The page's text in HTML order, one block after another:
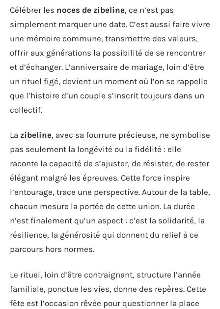
Célébrer les noces de zibeline, ce n’est pas
simplement marquer une date. C’est aussi faire vivre
une mémoire commune, transmettre des valeurs,
offrir aux générations la possibilité de se rencontrer
et d’échanger. L’anniversaire de mariage, loin d’être
un rituel figé, devient un moment où l’on se rappelle
que l’histoire d’un couple s’inscrit toujours dans un
collectif.
La zibeline, avec sa fourrure précieuse, ne symbolise
pas seulement la longévité ou la fidélité : elle
raconte la capacité de s’ajuster, de résister, de rester
élégant malgré les épreuves. Cette force inspire
l’entourage, trace une perspective. Autour de la table,
chacun mesure la portée de cette union. La durée
n’est finalement qu’un aspect : c’est la solidarité, la
résilience, la générosité qui donnent du relief à ce
parcours hors normes.
Le rituel, loin d’être contraignant, structure l’année
familiale, ponctue les vies, donne des repères. Cette
fête est l’occasion rêvée pour questionner la place